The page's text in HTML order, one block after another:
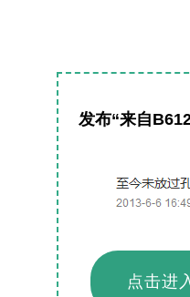
发布“来自
点击进